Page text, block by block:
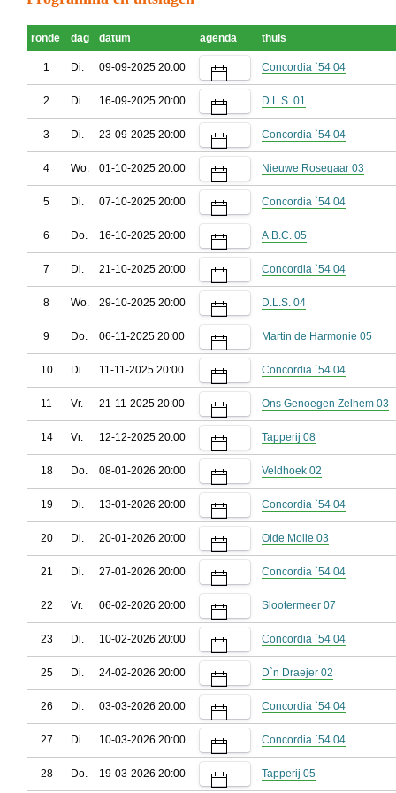
ronde dag datum agenda thuis
1 Di. 09-09-2025 20:00 Concordia `54 04
2 Di. 16-09-2025 20:00 D.L.S. 01
3 Di. 23-09-2025 20:00 Concordia `54 04
4 Wo. 01-10-2025 20:00 Nieuwe Rosegaar 03
5 Di. 07-10-2025 20:00 Concordia `54 04
6 Do. 16-10-2025 20:00 A.B.C. 05
7 Di. 21-10-2025 20:00 Concordia `54 04
8 Wo. 29-10-2025 20:00 D.L.S. 04
9 Do. 06-11-2025 20:00 Martin de Harmonie 05
10 Di. 11-11-2025 20:00 Concordia `54 04
11 Vr. 21-11-2025 20:00 Ons Genoegen Zelhem 03
14 Vr. 12-12-2025 20:00 Tapperij 08
18 Do. 08-01-2026 20:00 Veldhoek 02
19 Di. 13-01-2026 20:00 Concordia `54 04
20 Di. 20-01-2026 20:00 Olde Molle 03
21 Di. 27-01-2026 20:00 Concordia `54 04
22 Vr. 06-02-2026 20:00 Slootermeer 07
23 Di. 10-02-2026 20:00 Concordia `54 04
25 Di. 24-02-2026 20:00 D`n Draejer 02
26 Di. 03-03-2026 20:00 Concordia `54 04
27 Di. 10-03-2026 20:00 Concordia `54 04
28 Do. 19-03-2026 20:00 Tapperij 05